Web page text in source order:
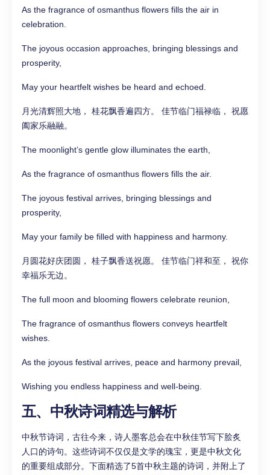
As the fragrance of osmanthus flowers fills the air in
celebration.
The joyous occasion approaches, bringing blessings and
prosperity,
May your heartfelt wishes be heard and echoed.
月光清辉照大地， 桂花飘香遍四方。 佳节临门福禄临， 祝愿
阖家乐融融。
The moonlight’s gentle glow illuminates the earth,
As the fragrance of osmanthus flowers fills the air.
The joyous festival arrives, bringing blessings and
prosperity,
May your family be filled with happiness and harmony.
月圆花好庆团圆， 桂子飘香送祝愿。 佳节临门祥和至， 祝你
幸福乐无边。
The full moon and blooming flowers celebrate reunion,
The fragrance of osmanthus flowers conveys heartfelt
wishes.
As the joyous festival arrives, peace and harmony prevail,
Wishing you endless happiness and well-being.
五、中秋诗词精选与解析
中秋节诗词，古往今来，诗人墨客总会在中秋佳节写下脍炙
人口的诗句。这些诗词不仅仅是文学的瑰宝，更是中秋文化
的重要组成部分。下面精选了5首中秋主题的诗词，并附上了